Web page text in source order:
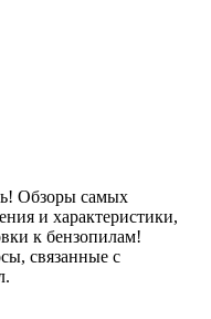
Обзоры самых
и характеристики,
к бензопилам!
связанные с